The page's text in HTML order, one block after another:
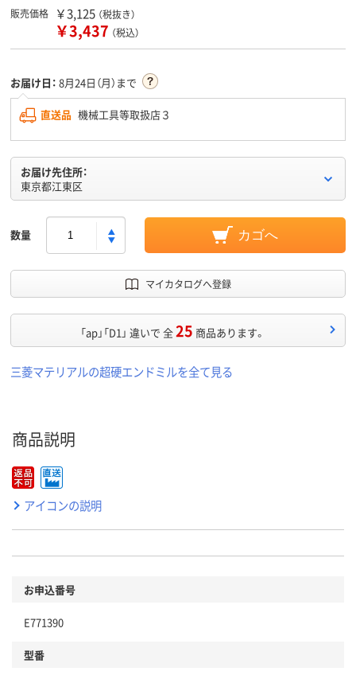
販売価格 ￥3,125 （税抜き）
￥3,437 （税込）
お届け日： 8月24日（月）まで
直送品 機械工具等取扱店３
お届け先住所：
東京都江東区
数量 カゴへ
マイカタログへ登録
「ap」「D1」 違いで 全25 商品あります。
三菱マテリアルの超硬エンドミルを全て見る
商品説明
アイコンの説明
お申込番号
E771390
型番